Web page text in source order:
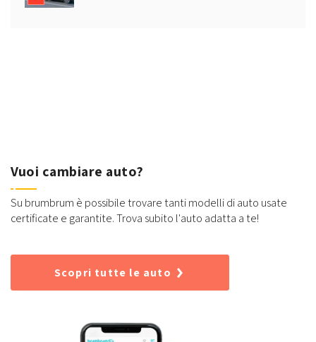
Vuoi cambiare auto?
Su brumbrum è possibile trovare tanti modelli di auto usate
certificate e garantite. Trova subito l'auto adatta a te!
Scopri tutte le auto